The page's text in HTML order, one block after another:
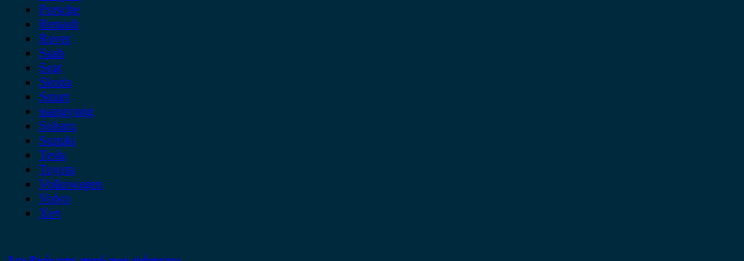
Porsche
Renault
Rover
Saab
Seat
Skoda
Smart
ssangyong
Subaru
Suzuki
Tesla
Toyota
Volkswagen
Volvo
Xev